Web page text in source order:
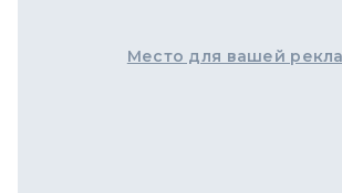
Место для вашей